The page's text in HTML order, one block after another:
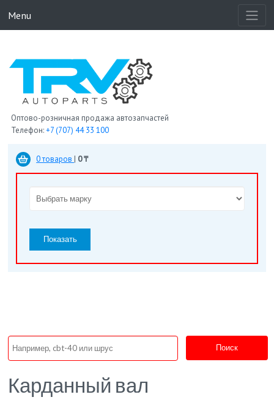
Menu
Оптово-розничная продажа автозапчастей
Телефон:+7 (707) 44 33 100
0 товаров | 0 ₸
Показать
Поиск
Карданный вал